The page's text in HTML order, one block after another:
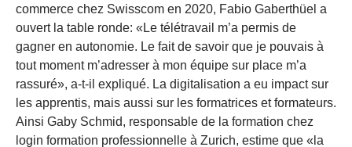
commerce chez Swisscom en 2020, Fabio Gaberthüel a
ouvert la table ronde: «Le télétravail m’a permis de
gagner en autonomie. Le fait de savoir que je pouvais à
tout moment m’adresser à mon équipe sur place m’a
rassuré», a-t-il expliqué. La digitalisation a eu impact sur
les apprentis, mais aussi sur les formatrices et formateurs.
Ainsi Gaby Schmid, responsable de la formation chez
login formation professionnelle à Zurich, estime que «la